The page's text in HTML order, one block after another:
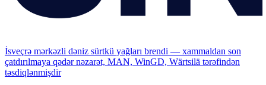
İsveçrə mərkəzli dəniz sürtkü yağları brendi — xammaldan son
çatdırılmaya qədər nəzarət, MAN, WinGD, Wärtsilä tərəfindən
təsdiqlənmişdir